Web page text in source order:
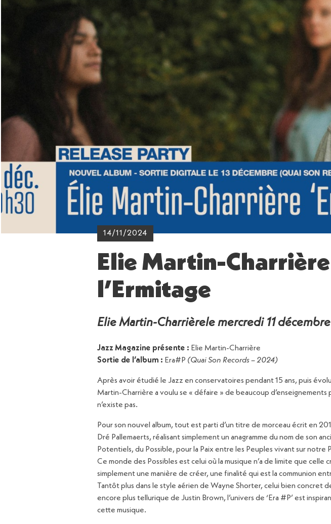
14/11/2024
Elie Martin-
l’Ermitage
Elie Martin-Charrièrele mercredi 11
Jazz Magazine présente : Elie Martin-Charrière
Sortie de l’album : Era#P (Quai Son Records – 2024)
Après avoir étudié le Jazz en conservatoires pendant 15 ans, puis
Martin-Charrière a voulu se « défaire » de beaucoup
n’existe pas.
Pour son nouvel album, tout est parti d’un titre de morceau écrit en
Dré Pallemaerts, réalisant simplement un anagramme du nom de son
Potentiels, du Possible, pour la Paix entre les Peuples vivant sur notre
Ce monde des Possibles est celui où la musique n’a de limite que
simplement une manière de créer, une finalité qui est la communion
Tantôt plus dans le style aérien de Wayne Shorter, celui bien concret
encore plus tellurique de Justin Brown, l’univers de ‘Era #P’ est
cette musique.